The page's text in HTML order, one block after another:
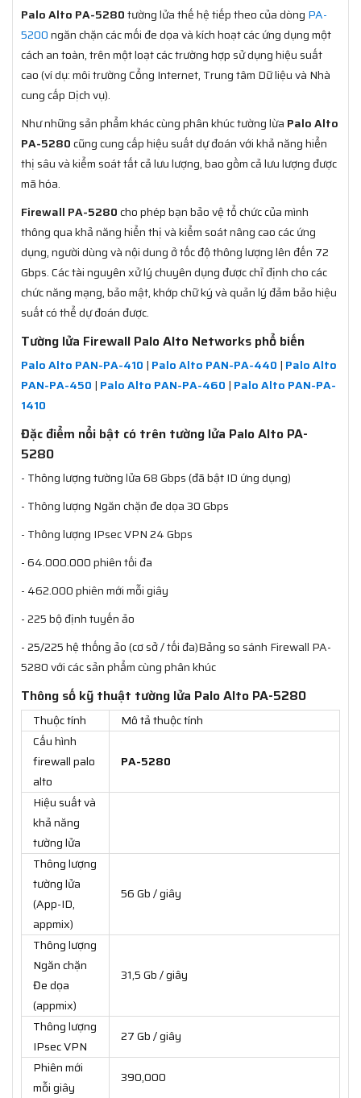
Palo Alto PA-5280tường lửa thế hệ tiếp theo của dòng PA-
5200ngăn chặn các mối đe dọa và kích hoạt các ứng dụng một
cách an toàn, trên một loạt các trường hợp sử dụng hiệu suất
cao (ví dụ: môi trường Cổng Internet, Trung tâm Dữ liệu và Nhà
cung cấp Dịch vụ).
Như những sản phẩm khác cùng phân khúc tường lừa Palo Alto
PA-5280cũng cung cấp hiệu suất dự đoán với khả năng hiển
thị sâu và kiểm soát tất cả lưu lượng, bao gồm cả lưu lượng được
mã hóa.
Firewall PA-5280cho phép bạn bảo vệ tổ chức của mình
thông qua khả năng hiển thị và kiểm soát nâng cao các ứng
dụng, người dùng và nội dung ở tốc độ thông lượng lên đến 72
Gbps. Các tài nguyên xử lý chuyên dụng được chỉ định cho các
chức năng mạng, bảo mật, khớp chữ ký và quản lý đảm bảo hiệu
suất có thể dự đoán được.
Tường lửa Firewall Palo Alto Networks phổ biến
Palo Alto PAN-PA-410 | Palo Alto PAN-PA-440 | Palo Alto
PAN-PA-450 | Palo Alto PAN-PA-460 | Palo Alto PAN-PA-
1410
Đặc điểm nổi bật có trên tường lửa Palo Alto PA-
5280
- Thông lượng tường lửa 68 Gbps (đã bật ID ứng dụng)
- Thông lượng Ngăn chặn đe dọa 30 Gbps
- Thông lượng IPsec VPN 24 Gbps
- 64.000.000 phiên tối đa
- 462.000 phiên mới mỗi giây
- 225 bộ định tuyến ảo
- 25/225 hệ thống ảo (cơ sở / tối đa)Bảng so sánh Firewall PA-
5280 với các sản phẩm cùng phân khúc
Thông số kỹ thuật tường lửa Palo Alto PA-5280
Thuộc tính
Mô tả thuộc tính
Cấu hình
firewall palo
alto
PA-5280
Hiệu suất và
khả năng
tường lửa
Thông lượng
tường lửa
(App-ID,
appmix)
56 Gb / giây
Thông lượng
Ngăn chặn
Đe dọa
(appmix)
31,5 Gb / giây
Thông lượng
IPsec VPN
27 Gb / giây
Phiên mới
mỗi giây
390,000